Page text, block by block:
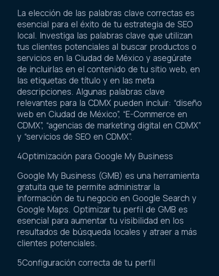
La elección de las palabras clave correctas es
esencial para el éxito de tu estrategia de SEO
local. Investiga las palabras clave que utilizan
tus clientes potenciales al buscar productos o
servicios en la Ciudad de México y asegúrate
de incluirlas en el contenido de tu sitio web, en
las etiquetas de título y en las meta
descripciones. Algunas palabras clave
relevantes para la CDMX pueden incluir: “diseño
web en Ciudad de México”, “E-Commerce en
CDMX”, “agencias de marketing digital en CDMX”
y “servicios de SEO en CDMX”.
4Optimización para Google My Business
Google My Business (GMB) es una herramienta
gratuita que te permite administrar la
información de tu negocio en Google Search y
Google Maps. Optimizar tu perfil de GMB es
esencial para aumentar tu visibilidad en los
resultados de búsqueda locales y atraer a más
clientes potenciales.
5Configuración correcta de tu perfil